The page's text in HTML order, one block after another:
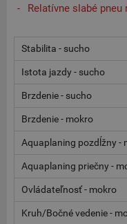
Relatívne slabé
Stabilita - sucho
Istota jazdy - sucho
Brzdenie - sucho
Brzdenie - mokro
Aquaplaning pozdĺžny -
Aquaplaning priečny -
Ovládateľnosť - mokro
Kruh/Bočné vedenie -